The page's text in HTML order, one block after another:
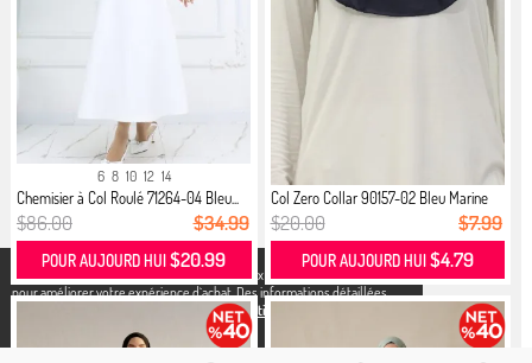
X
Nous utilisons des cookies conformément aux réglementations légales
pour améliorer votre expérience d`achat. Des informations détaillées
peuvent être consultées sur notre page,Politique de cookies
6 8 10 12 14
Chemisier à Col Roulé 71264-04 Bleu...
$86.00 $34.99
POUR AUJOURD HUI$20.99
Col Zero Collar 90157-02 Bleu Marine
$20.00 $7.99
POUR AUJOURD HUI $4.79